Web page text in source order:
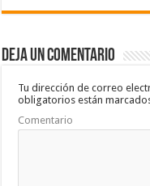
e
b
o
o
k
tt
er
at
sA
p
p
Deja un comentario
Tu dirección de correo
obligatorios están
Comentario